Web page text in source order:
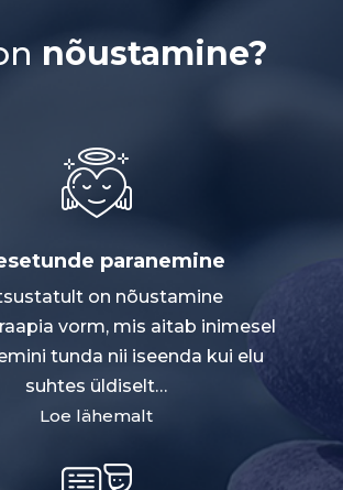
nõustamine?
paranemine
on nõustamine
vorm, mis aitab inimesel
tunda nii iseenda kui elu
suhtes üldiselt…
Loe lähemalt